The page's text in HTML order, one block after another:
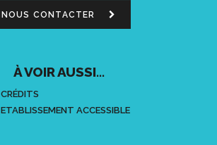
NOUS CONTACTER
À VOIR AUSSI...
CRÉDITS
ETABLISSEMENT ACCESSIBLE